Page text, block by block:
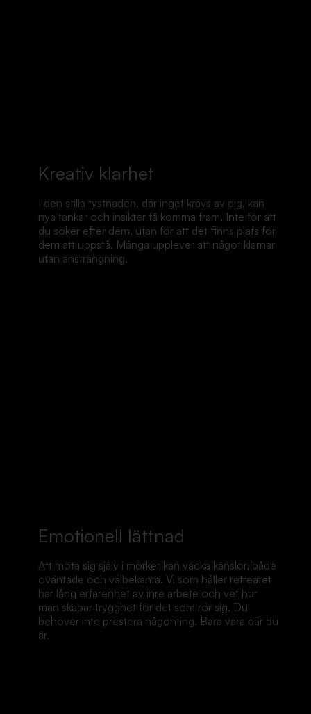
Kreativ klarhet
I den stilla tystnaden, där inget krävs av dig, kan
nya tankar och insikter få komma fram. Inte för att
du söker efter dem, utan för att det finns plats för
dem att uppstå. Många upplever att något klarnar
utan ansträngning.
Emotionell lättnad
Att möta sig själv i mörker kan väcka känslor, både
oväntade och välbekanta. Vi som håller retreatet
har lång erfarenhet av inre arbete och vet hur
man skapar trygghet för det som rör sig. Du
behöver inte prestera någonting. Bara vara där du
är.